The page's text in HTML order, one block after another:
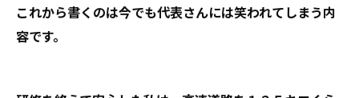
これから書くのは今でも代表さんには笑われてしまう内
容です。